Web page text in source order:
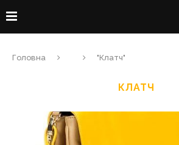
Головна "Клатч"
КЛАТЧ